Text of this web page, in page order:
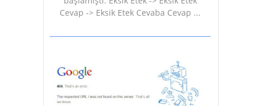
Cevap -> Eksik Etek Cevaba Cevap ...